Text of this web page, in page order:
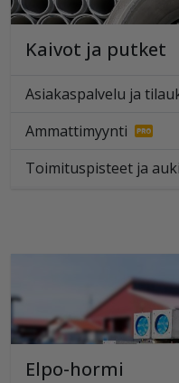
Kaivot ja putket
Asiakaspalvelu ja
Ammattimyynti
Toimituspisteet ja
Elpo-hormi